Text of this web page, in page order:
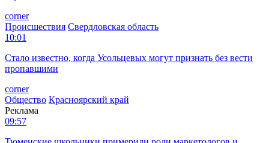
corner
Происшествия Свердловская область
10:01
Стало известно, когда Усольцевых могут признать без вести
пропавшими
corner
Общество Красноярский край
Реклама
09:57